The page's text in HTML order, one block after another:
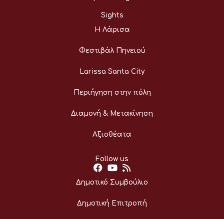
Sights
Η Λάρισα
Φεστιβάλ Πηνειού
Larissa Santa City
Περιήγηση στην πόλη
Διαμονή & Μετακίνηση
Αξιοθέατα
Follow us
Δημοτικό Συμβούλιο
Δημοτική Επιτροπή